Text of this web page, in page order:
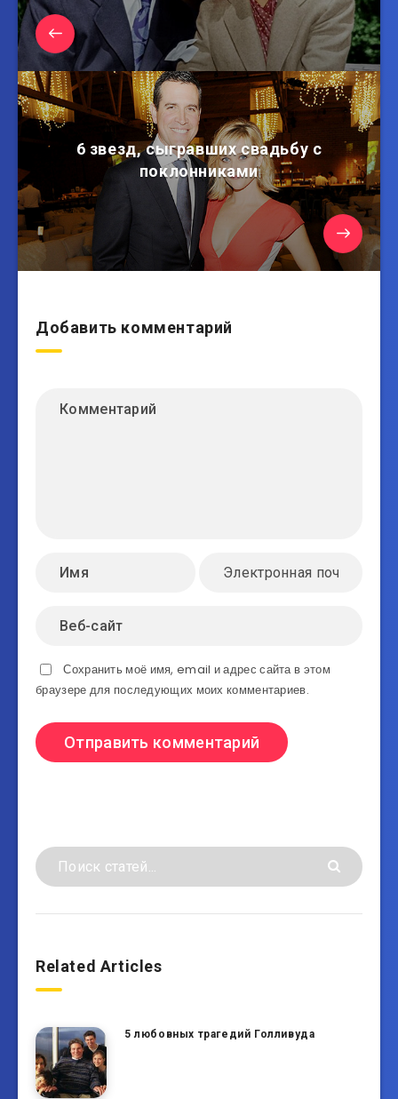
6 звезд, сыгравших свадьбу с
поклонниками
Добавить комментарий
Сохранить моё имя, email и адрес сайта в этом
браузере для последующих моих комментариев.
Related Articles
5 любовных трагедий Голливуда